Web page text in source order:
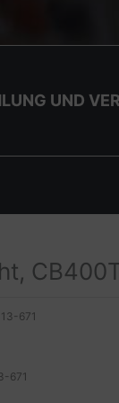
UND
671
671